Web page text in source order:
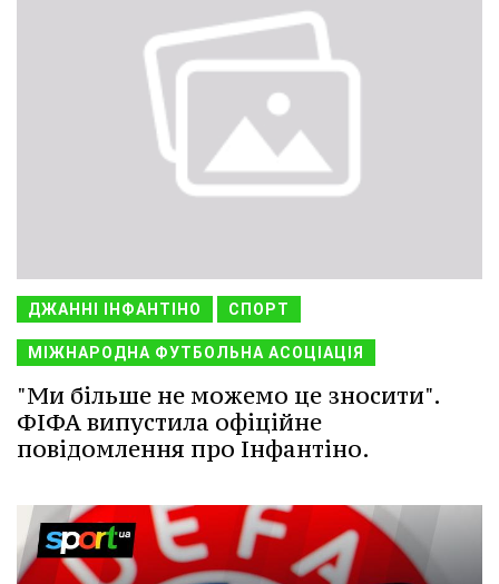
ДЖАННІ ІНФАНТІНО СПОРТ
МІЖНАРОДНА ФУТБОЛЬНА АСОЦІАЦІЯ
"Ми більше не можемо це зносити".
ФІФА випустила офіційне
повідомлення про Інфантіно.